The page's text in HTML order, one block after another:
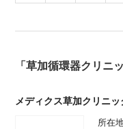
「草加循環器クリニ
メディクス草加クリニッ
所在